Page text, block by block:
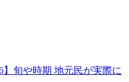
】旬や時期 地元民が実際に